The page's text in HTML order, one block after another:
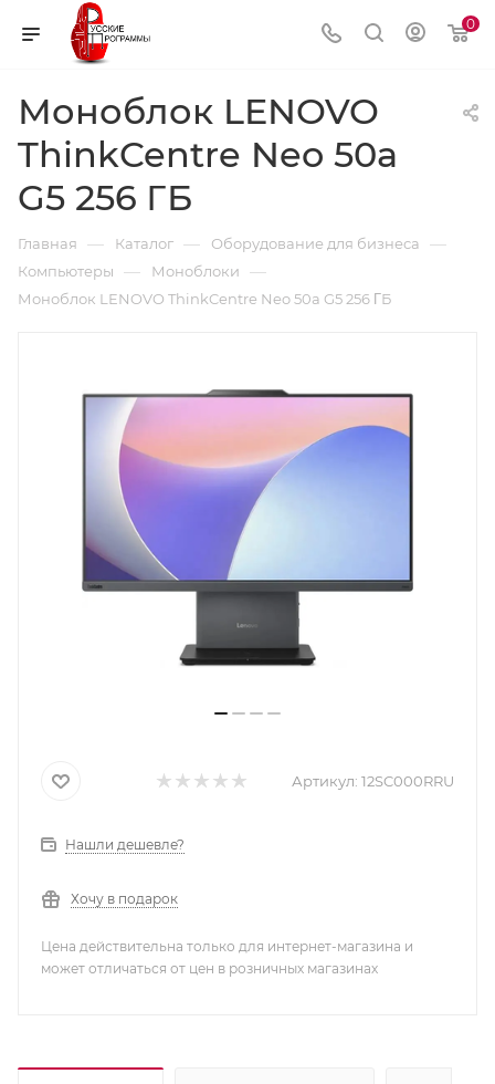
0
Моноблок LENOVO
ThinkCentre Neo 50a
G5 256 ΓБ
Главная — Каталог — Оборудование для бизнеса —
Компьютеры — Моноблоки —
Моноблок LENOVO ThinkCentre Neo 50a G5 256 ΓБ
Артикул: 12SC000RRU
Нашли дешевле?
Хочу в подарок
Цена действительна только для интернет-магазина и
может отличаться от цен в розничных магазинах